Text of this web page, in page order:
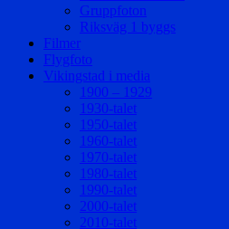
Gruppfoton
Riksväg 1 byggs
Filmer
Flygfoto
Vikingstad i media
1900 – 1929
1930-talet
1950-talet
1960-talet
1970-talet
1980-talet
1990-talet
2000-talet
2010-talet